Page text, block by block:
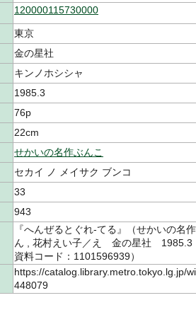
120000115730000
東京
金の星社
キンノホシシャ
1985.3
76p
22cm
せかいの名作ぶんこ
セカイ ノ メイサク ブンコ
33
943
『へんぜるとぐれ-てる』（せかいの
ん , 花村えい子／え 金の星社
資料コード：1101596939）
https://catalog.library.metro.tokyo.lg.jp/
448079